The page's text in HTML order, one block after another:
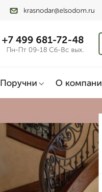
krasnodar@elsodom.ru
+7 499 681-72-48
Пн-Пт 09-18 Сб-Вс вых.
Поручни О компани